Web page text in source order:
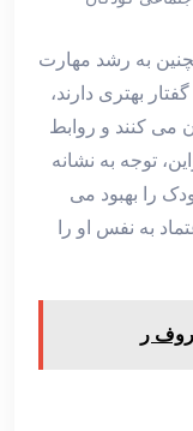
به رشد مهارت
بهتری دارند،
می ‌کنند و روابط
توجه به نشانه‌
را بهبود می
به‌ نفس او را
ر